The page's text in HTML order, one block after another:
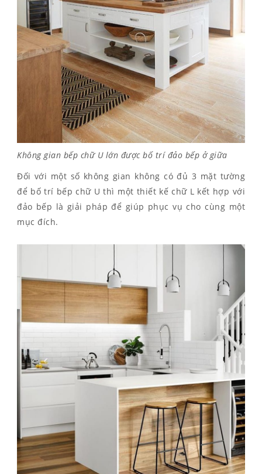
Không gian bếp chữ U lớn được bố trí đảo bếp ở giữa
Đối với một số không gian không có đủ 3 mặt tường
để bố trí bếp chữ U thì một thiết kế chữ L kết hợp với
đảo bếp là giải pháp để giúp phục vụ cho cùng một
mục đích.